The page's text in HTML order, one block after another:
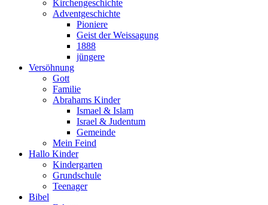
Kirchengeschichte
Adventgeschichte
Pioniere
Geist der Weissagung
1888
jüngere
Versöhnung
Gott
Familie
Abrahams Kinder
Ismael & Islam
Israel & Judentum
Gemeinde
Mein Feind
Hallo Kinder
Kindergarten
Grundschule
Teenager
Bibel